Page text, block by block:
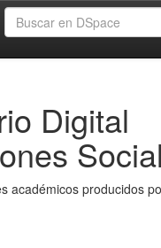
Digital
académicos producidos